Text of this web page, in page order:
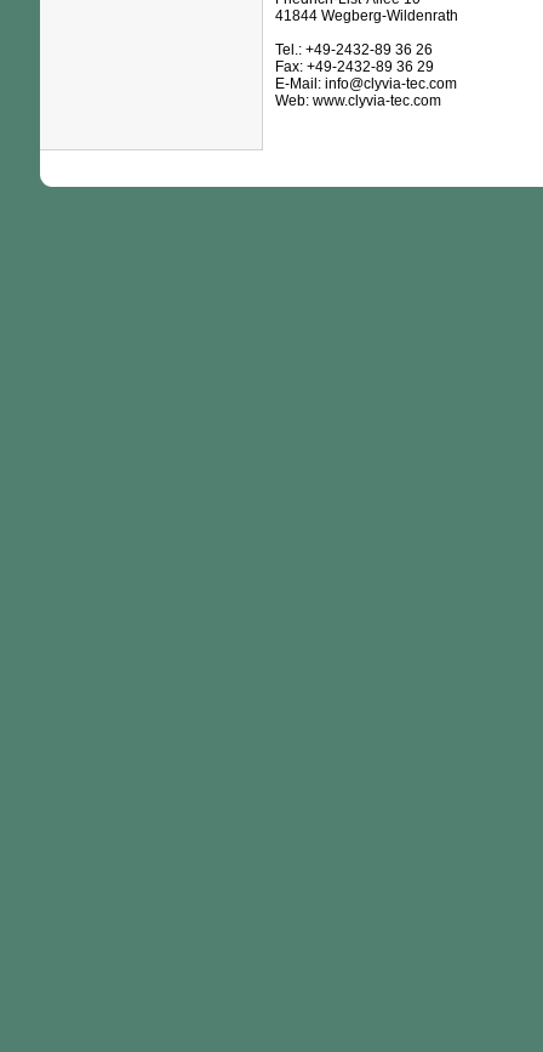
41844 Wegberg-Wildenrath
Tel.: +49-2432-89 36 26
Fax: +49-2432-89 36 29
E-Mail: info@clyvia-tec.com
Web: www.clyvia-tec.com